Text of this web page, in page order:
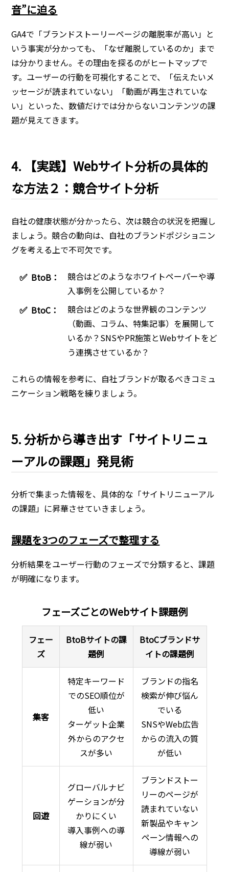
音”に迫る
GA4で「ブランドストーリーページの離脱率が高い」と
いう事実が分かっても、「なぜ離脱しているのか」まで
は分かりません。その理由を探るのがヒートマップで
す。ユーザーの行動を可視化することで、「伝えたいメ
ッセージが読まれていない」「動画が再生されていな
い」といった、数値だけでは分からないコンテンツの課
題が見えてきます。
4. 【実践】Webサイト分析の具体的
な方法２：競合サイト分析
自社の健康状態が分かったら、次は競合の状況を把握し
ましょう。競合の動向は、自社のブランドポジショニン
グを考える上で不可欠です。
✅ BtoB：
競合はどのようなホワイトペーパーや導
入事例を公開しているか？
✅ BtoC：
競合はどのような世界観のコンテンツ
（動画、コラム、特集記事）を展開して
いるか？SNSやPR施策とWebサイトをど
う連携させているか？
これらの情報を参考に、自社ブランドが取るべきコミュ
ニケーション戦略を練りましょう。
5. 分析から導き出す「サイトリニュ
ーアルの課題」発見術
分析で集まった情報を、具体的な「サイトリニューアル
の課題」に昇華させていきましょう。
課題を3つのフェーズで整理する
分析結果をユーザー行動のフェーズで分類すると、課題
が明確になります。
フェーズごとのWebサイト課題例
フェー
ズ
BtoBサイトの課
題例
BtoCブランドサ
イトの課題例
集客
特定キーワード
でのSEO順位が
低い
ターゲット企業
外からのアクセ
スが多い
ブランドの指名
検索が伸び悩ん
でいる
SNSやWeb広告
からの流入の質
が低い
回遊
グローバルナビ
ゲーションが分
かりにくい
導入事例への導
線が弱い
ブランドストー
リーのページが
読まれていない
新製品やキャン
ペーン情報への
導線が弱い